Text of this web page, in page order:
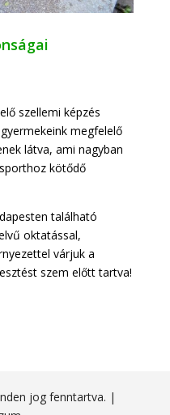
szellemi képzés
megfelelő
látva, ami nagyban
kötődő
található
oktatással,
várjuk a
szem előtt tartva!
jog fenntartva. |